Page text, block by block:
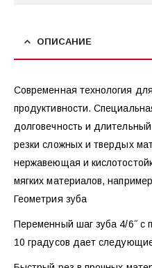
ОПИСАНИЕ
Современная технология
продуктивности.
долговечность и
резки сложных и твердых
нержавеющая и
мягких материалов,
Геометрия зуба
Переменный шаг зуба 4/6˝ с
10 градусов дает